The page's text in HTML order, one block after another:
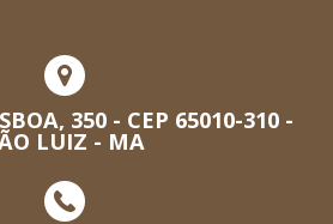
350 - CEP 65010-310 -
LUIZ - MA